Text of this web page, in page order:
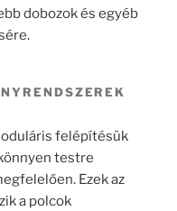
dobozok és egyéb
felépítésük
testre
Ezek az
a polcok